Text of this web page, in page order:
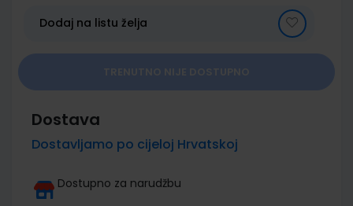
galleryDodaj na listu želja
Dostava
Dostavljamo po cijeloj Hrvatskoj
Dostupno za narudžbu